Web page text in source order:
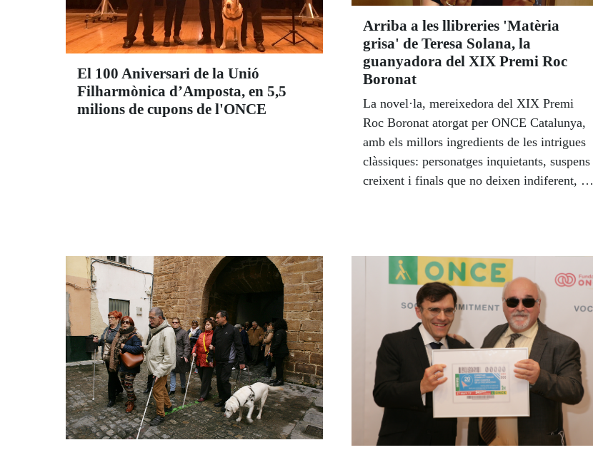
El 100 Aniversari de la Unió
Filharmònica d’Amposta, en 5,5
milions de cupons de l'ONCE
Arriba a les llibreries 'Matèria
grisa' de Teresa Solana, la
guanyadora del XIX Premi Roc
Boronat
La novel·la, mereixedora del XIX Premi
Roc Boronat atorgat per ONCE Catalunya,
amb els millors ingredients de les intrigues
clàssiques: personatges inquietants, suspens
creixent i finals que no deixen indiferent, es
d’històries entrellaçades de temàtica negra.